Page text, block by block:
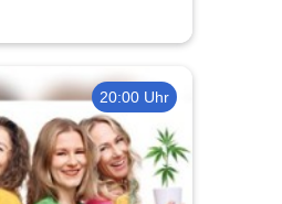
20:00 Uhr